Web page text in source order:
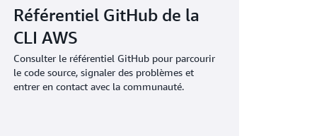
Référentiel GitHub de la
CLI AWS
Consulter le référentiel GitHub pour parcourir
le code source, signaler des problèmes et
entrer en contact avec la communauté.